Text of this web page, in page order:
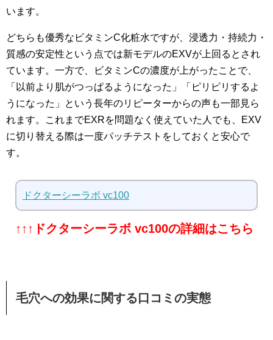
います。
どちらも優秀なビタミンC化粧水ですが、浸透力・持続力・
質感の安定性という点では新モデルのEXVが上回るとされ
ています。一方で、ビタミンCの濃度が上がったことで、
「以前より肌がつっぱるようになった」「ピリピリするよ
うになった」という長年のリピーターからの声も一部見ら
れます。これまでEXRを問題なく使えていた人でも、EXV
に切り替える際は一度パッチテストをしておくと安心で
す。
ドクターシーラボ vc100
↑↑↑ドクターシーラボ vc100の詳細はこちら
毛穴への効果に関する口コミの実態